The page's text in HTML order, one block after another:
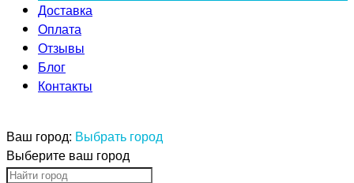
Доставка
Оплата
Отзывы
Блог
Контакты
Ваш город: Выбрать город
Выберите ваш город